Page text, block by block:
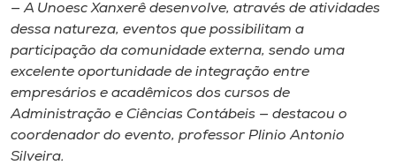
— A Unoesc Xanxerê desenvolve, através de atividades
dessa natureza, eventos que possibilitam a
participação da comunidade externa, sendo uma
excelente oportunidade de integração entre
empresários e acadêmicos dos cursos de
Administração e Ciências Contábeis — destacou o
coordenador do evento, professor Plinio Antonio
Silveira.